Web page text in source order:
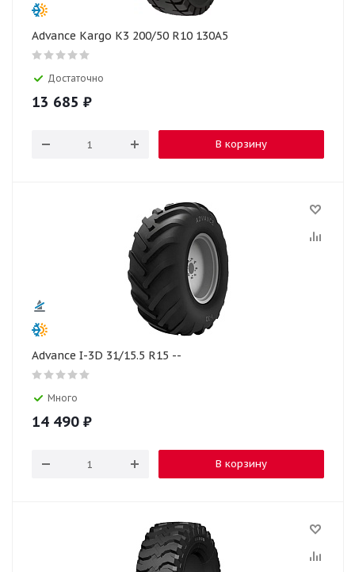
Advance Kargo K3 200/50 R10 130A5
Достаточно
13 685 ₽
В корзину
Advance I-3D 31/15.5 R15 --
Много
14 490 ₽
В корзину